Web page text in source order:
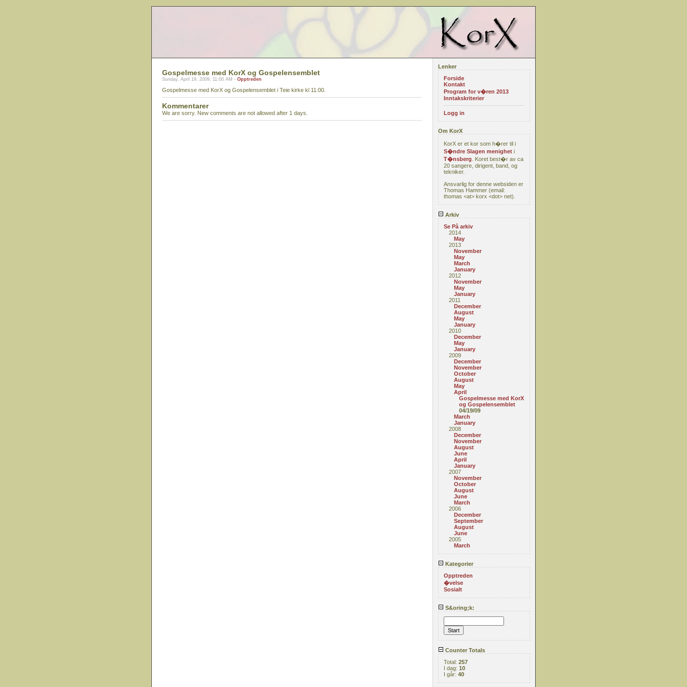
Gospelmesse med KorX og Gospelensemblet
Sunday, April 19, 2009, 11:00 AM - Opptreden
Gospelmesse med KorX og Gospelensemblet i Teie kirke kl 11:00.
Kommentarer
We are sorry. New comments are not allowed after 1 days.
Lenker
Forside
Kontakt
Program for v�ren 2013
Inntakskriterier
Logg in
Om KorX
KorX er et kor som h�rer til i
S�ndre Slagen menighet i
T�nsberg . Koret best�r av ca
20 sangere, dirigent, band, og
tekniker.
Ansvarlig for denne websiden er
Thomas Hammer (email:
thomas <at> korx <dot> net).
Arkiv
Se På arkiv
2014
May
2013
November
May
March
January
2012
November
May
January
2011
December
August
May
January
2010
December
May
January
2009
December
November
October
August
May
April
Gospelmesse med KorX
og Gospelensemblet
04/19/09
March
January
2008
December
November
August
June
April
January
2007
November
October
August
June
March
2006
December
September
August
June
2005
March
Kategorier
Opptreden
�velse
Sosialt
S&oring;k:
Counter Totals
Total: 257
I dag: 10
I går: 40